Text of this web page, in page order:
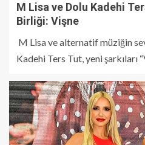
M Lisa ve Dolu Kadehi
Birliği: Vişne
M Lisa ve alternatif müziğin
Kadehi Ters Tut, yeni şarkıları